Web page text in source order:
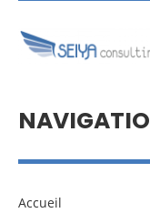
Accueil